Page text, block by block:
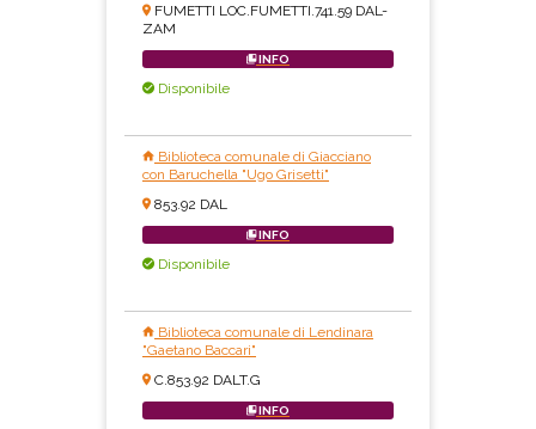
FUMETTI LOC.FUMETTI.741.59 DAL-
ZAM
INFO
Disponibile
Biblioteca comunale di Giacciano
con Baruchella "Ugo Grisetti"
853.92 DAL
INFO
Disponibile
Biblioteca comunale di Lendinara
"Gaetano Baccari"
C.853.92 DALT.G
INFO